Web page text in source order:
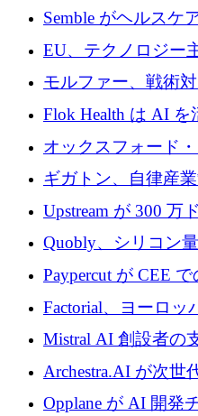
ェアの最新化のた
Semble がヘルスケ
拡大するためにシリ
を調達
EU、テクノロジー
保護」に関するもの
モルファー、戦術
ムを最前線に近づ
Flok Health は AI
ットフォームの成
オックスフォード
が「成人向け」2億
ラウンドを獲得
ギガトン、自律産
ルを調達
Upstream が 300 万
Xavier Niel が支援
げる
Quobly、シリコン
商用化のためにシ
ーロを調達
Paypercut が CEE
拡大するために
Factorial、ヨーロッ
億ドルの評価額で1
Mistral AI 創設者の
がエンジニアリン
600 万ユーロのプ
Archestra.AI が次世
ースを実現するた
Opplane が AI 開発